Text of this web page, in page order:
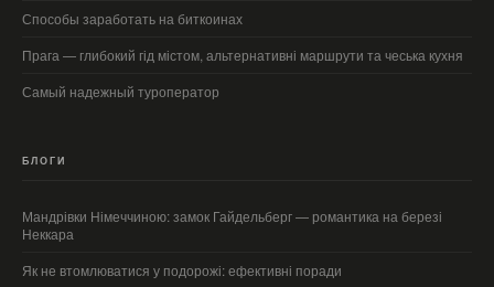
Способы заработать на биткоинах
Прага — глибокий гід містом, альтернативні маршрути та чеська кухня
Самый надежный туроператор
БЛОГИ
Мандрівки Німеччиною: замок Гайдельберг — романтика на березі
Неккара
Як не втомлюватися у подорожі: ефективні поради